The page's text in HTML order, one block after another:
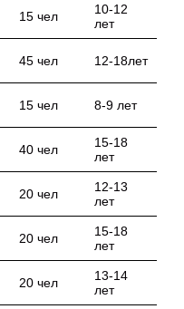
15 чел
10-12
лет
45 чел 12-18лет
15 чел 8-9 лет
40 чел
15-18
лет
20 чел
12-13
лет
20 чел
15-18
лет
20 чел
13-14
лет